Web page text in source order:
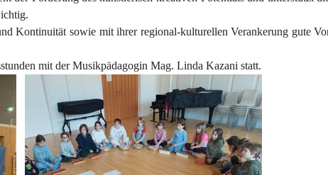
Kontinuität sowie mit ihrer regional-kulturellen Verankerung gute
mit der Musikpädagogin Mag. Linda Kazani statt.